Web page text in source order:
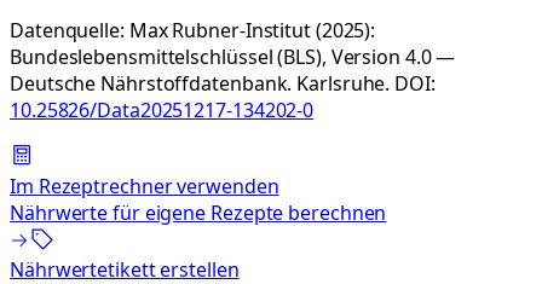
Datenquelle: Max Rubner-Institut (2025):
Bundeslebensmittelschlüssel (BLS), Version 4.0 —
Deutsche Nährstoffdatenbank. Karlsruhe. DOI:
10.25826/Data20251217-134202-0
Im Rezeptrechner verwenden
Nährwerte für eigene Rezepte berechnen
Nährwertetikett erstellen